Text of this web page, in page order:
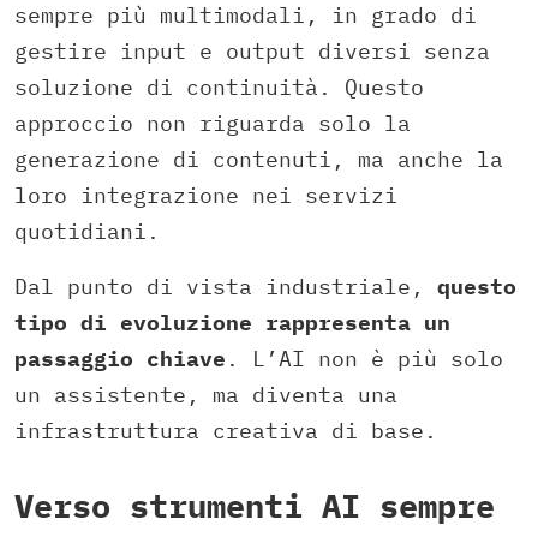
sempre più multimodali, in grado di
gestire input e output diversi senza
soluzione di continuità. Questo
approccio non riguarda solo la
generazione di contenuti, ma anche la
loro integrazione nei servizi
quotidiani.
Dal punto di vista industriale, questo
tipo di evoluzione rappresenta un
passaggio chiave . L’AI non è più solo
un assistente, ma diventa una
infrastruttura creativa di base.
Verso strumenti AI sempre